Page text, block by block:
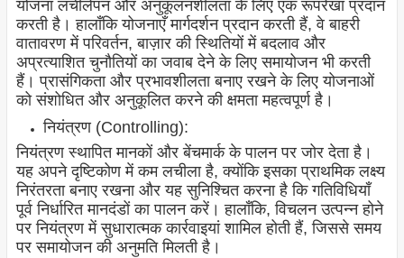
योजना लचीलेपन और अनुकूलनशीलता के लिए एक रूपरेखा प्रदान
करती है। हालाँकि योजनाएँ मार्गदर्शन प्रदान करती हैं, वे बाहरी
वातावरण में परिवर्तन, बाज़ार की स्थितियों में बदलाव और
अप्रत्याशित चुनौतियों का जवाब देने के लिए समायोजन भी करती
हैं। प्रासंगिकता और प्रभावशीलता बनाए रखने के लिए योजनाओं
को संशोधित और अनुकूलित करने की क्षमता महत्वपूर्ण है।
नियंत्रण (Controlling):
नियंत्रण स्थापित मानकों और बेंचमार्क के पालन पर जोर देता है।
यह अपने दृष्टिकोण में कम लचीला है, क्योंकि इसका प्राथमिक लक्ष्य
निरंतरता बनाए रखना और यह सुनिश्चित करना है कि गतिविधियाँ
पूर्व निर्धारित मानदंडों का पालन करें। हालाँकि, विचलन उत्पन्न होने
पर नियंत्रण में सुधारात्मक कार्रवाइयां शामिल होती हैं, जिससे समय
पर समायोजन की अनुमति मिलती है।